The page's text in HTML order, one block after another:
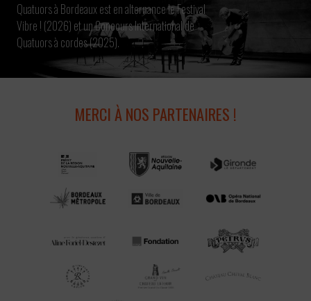
Quatuors à Bordeaux est en alternance le Festival
Vibre ! (2026) et un Concours International de
Quatuors à cordes (2025).
MERCI À NOS PARTENAIRES !